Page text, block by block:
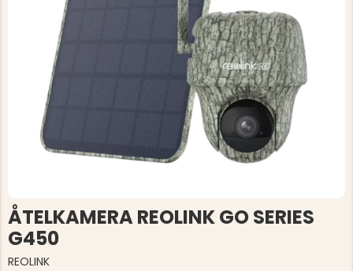
ÅTELKAMERA REOLINK GO SERIES
G450
REOLINK